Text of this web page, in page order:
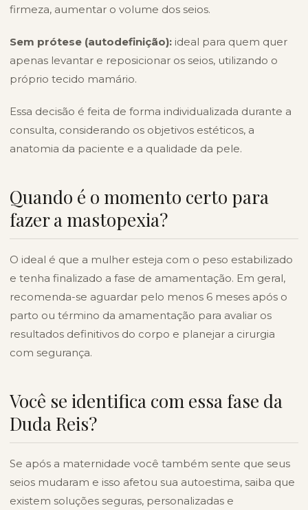
firmeza, aumentar o volume dos seios.
Sem prótese (autodefinição): ideal para quem quer
apenas levantar e reposicionar os seios, utilizando o
próprio tecido mamário.
Essa decisão é feita de forma individualizada durante a
consulta, considerando os objetivos estéticos, a
anatomia da paciente e a qualidade da pele.
Quando é o momento certo para
fazer a mastopexia?
O ideal é que a mulher esteja com o peso estabilizado
e tenha finalizado a fase de amamentação. Em geral,
recomenda-se aguardar pelo menos 6 meses após o
parto ou término da amamentação para avaliar os
resultados definitivos do corpo e planejar a cirurgia
com segurança.
Você se identifica com essa fase da
Duda Reis?
Se após a maternidade você também sente que seus
seios mudaram e isso afetou sua autoestima, saiba que
existem soluções seguras, personalizadas e